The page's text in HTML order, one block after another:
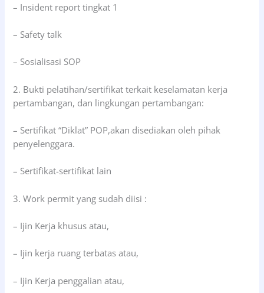
– Insident report tingkat 1
– Safety talk
– Sosialisasi SOP
2. Bukti pelatihan/sertifikat terkait keselamatan kerja
pertambangan, dan lingkungan pertambangan:
– Sertifikat “Diklat” POP,akan disediakan oleh pihak
penyelenggara.
– Sertifikat-sertifikat lain
3. Work permit yang sudah diisi :
– Ijin Kerja khusus atau,
– Ijin kerja ruang terbatas atau,
– Ijin Kerja penggalian atau,